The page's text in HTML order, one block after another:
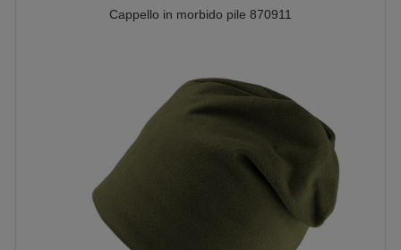
Cappello in morbido pile 870911